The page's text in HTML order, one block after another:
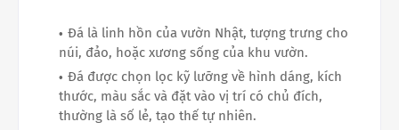
Đá là linh hồn của vườn Nhật, tượng trưng cho
núi, đảo, hoặc xương sống của khu vườn.
Đá được chọn lọc kỹ lưỡng về hình dáng, kích
thước, màu sắc và đặt vào vị trí có chủ đích,
thường là số lẻ, tạo thế tự nhiên.